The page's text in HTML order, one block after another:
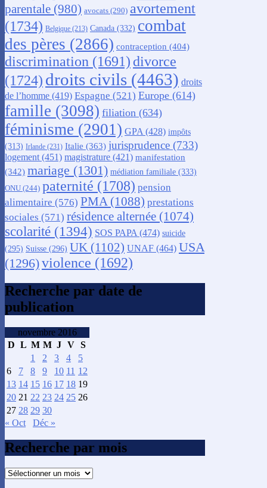
parentale (980) avocats (290) avortement
(1734) Belgique (213) Canada (332) combat
des pères (2866) contraception (404)
discrimination (1691) divorce
(1724) droits civils (4463) droits
de l’homme (419) Espagne (521) Europe (614)
famille (3098) filiation (634)
féminisme (2901) GPA (428) impôts
(313) Irlande (231) Italie (363) jurisprudence (733)
logement (451) magistrature (421) manifestation
(342) mariage (1301) médiation familiale (333)
ONU (244) paternité (1708) pension
alimentaire (576) PMA (1088) prestations
sociales (571) résidence alternée (1074)
scolarité (1394) SOS PAPA (474) suicide
(295) Suisse (296) UK (1102) UNAF (464) USA
(1296)violence (1692)
Recherche par date de
publication
novembre 2016
D L M M J V S
1
2 3 4
5
6
7 8 9 10 11 12
13 14 15 16 17 18 19
20 21 22 23 24 25 26
27 28 29 30
« Oct
Déc »
Recherche par mois
Recherche